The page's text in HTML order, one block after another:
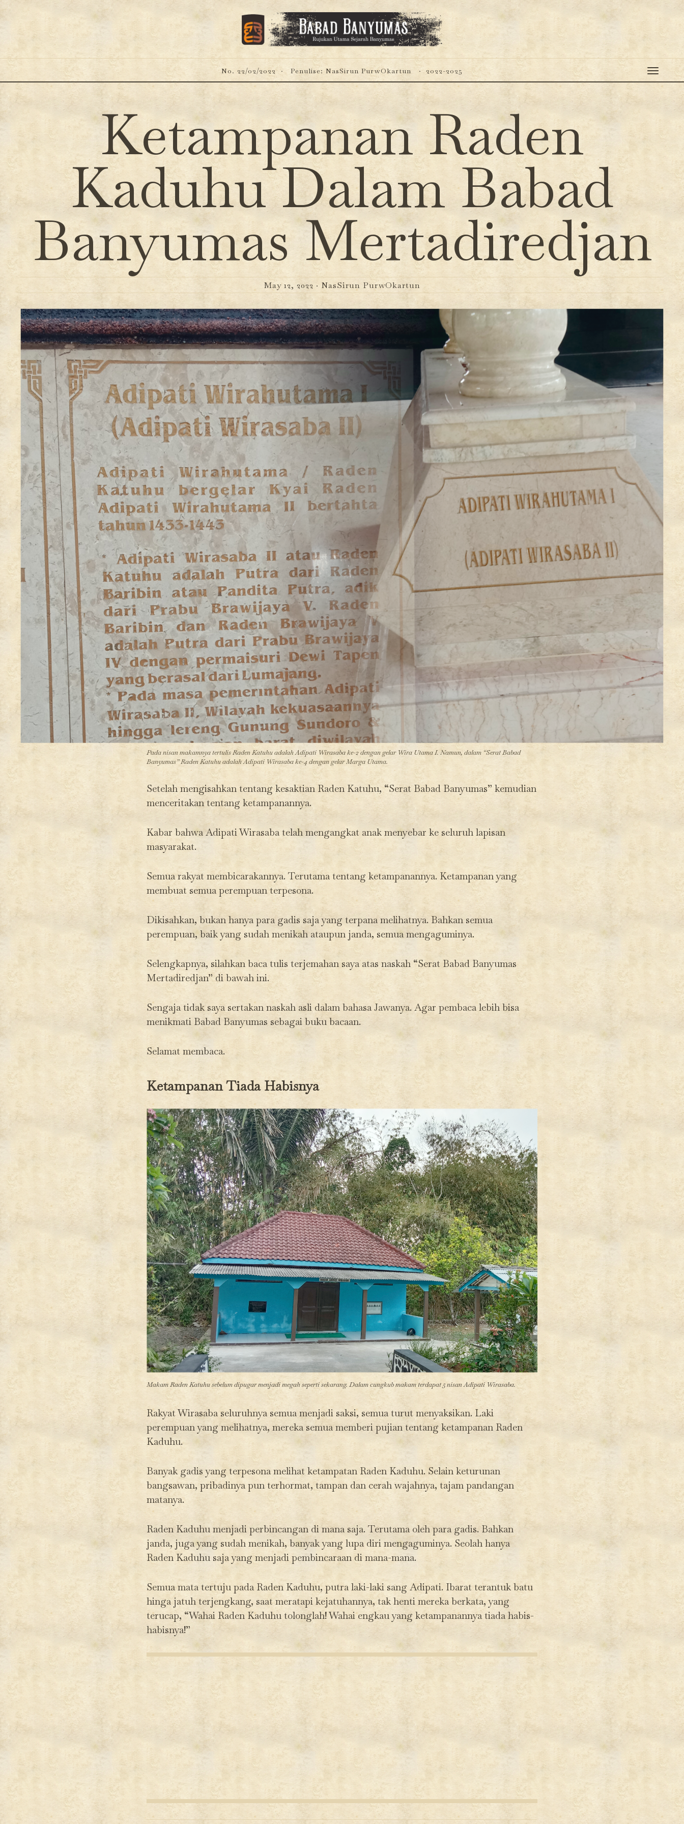
No. 22/02/2022 Penulise: NasSirun PurwOkartun 2022-2025
Ketampanan Raden
Kaduhu Dalam Babad
Banyumas Mertadiredjan
May 12, 2022 · NasSirun PurwOkartun
Pada nisan makamnya tertulis Raden Katuhu adalah Adipati Wirasaba ke-2 dengan gelar Wira Utama I. Namun, dalam “Serat Babad
Banyumas” Raden Katuhu adalah Adipati Wirasaba ke-4 dengan gelar Marga Utama.
Setelah mengisahkan tentang kesaktian Raden Katuhu, “Serat Babad Banyumas” kemudian
menceritakan tentang ketampanannya.
Kabar bahwa Adipati Wirasaba telah mengangkat anak menyebar ke seluruh lapisan
masyarakat.
Semua rakyat membicarakannya. Terutama tentang ketampanannya. Ketampanan yang
membuat semua perempuan terpesona.
Dikisahkan, bukan hanya para gadis saja yang terpana melihatnya. Bahkan semua
perempuan, baik yang sudah menikah ataupun janda, semua mengaguminya.
Selengkapnya, silahkan baca tulis terjemahan saya atas naskah “Serat Babad Banyumas
Mertadiredjan” di bawah ini.
Sengaja tidak saya sertakan naskah asli dalam bahasa Jawanya. Agar pembaca lebih bisa
menikmati Babad Banyumas sebagai buku bacaan.
Selamat membaca.
Ketampanan Tiada Habisnya
Makam Raden Katuhu sebelum dipugar menjadi megah seperti sekarang. Dalam cungkub makam terdapat 5 nisan Adipati Wirasaba.
Rakyat Wirasaba seluruhnya semua menjadi saksi, semua turut menyaksikan. Laki
perempuan yang melihatnya, mereka semua memberi pujian tentang ketampanan Raden
Kaduhu.
Banyak gadis yang terpesona melihat ketampatan Raden Kaduhu. Selain keturunan
bangsawan, pribadinya pun terhormat, tampan dan cerah wajahnya, tajam pandangan
matanya.
Raden Kaduhu menjadi perbincangan di mana saja. Terutama oleh para gadis. Bahkan
janda, juga yang sudah menikah, banyak yang lupa diri mengaguminya. Seolah hanya
Raden Kaduhu saja yang menjadi pembincaraan di mana-mana.
Semua mata tertuju pada Raden Kaduhu, putra laki-laki sang Adipati. Ibarat terantuk batu
hinga jatuh terjengkang, saat meratapi kejatuhannya, tak henti mereka berkata, yang
terucap, “Wahai Raden Kaduhu tolonglah! Wahai engkau yang ketampanannya tiada habis-
habisnya!”